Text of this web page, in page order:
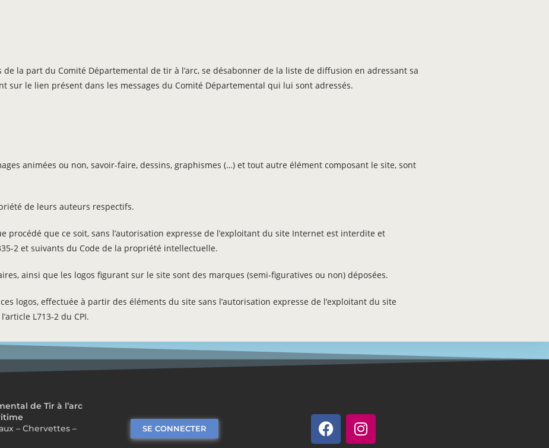
de la part du Comité Départemental de tir à l’arc, se désabonner de la liste de diffusion en adressant sa
sur le lien présent dans les messages du Comité Départemental qui lui sont adressés.
animées ou non, savoir-faire, dessins, graphismes (…) et tout autre élément composant le site, sont
de leurs auteurs respectifs.
que ce soit, sans l’autorisation expresse de l’exploitant du site Internet est interdite et
2 et suivants du Code de la propriété intellectuelle.
ainsi que les logos figurant sur le site sont des marques (semi-figuratives ou non) déposées.
logos, effectuée à partir des éléments du site sans l’autorisation expresse de l’exploitant du site
L713-2 du CPI.
de Tir à l’arc
– Chervettes –
SE CONNECTER